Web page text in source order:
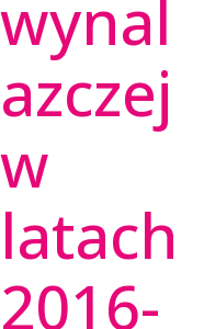
s
k
i
e
wynal
azczej
w
latach
2016-